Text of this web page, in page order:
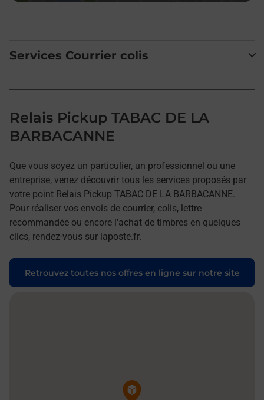
Services Courrier colis
Relais Pickup TABAC DE LA
BARBACANNE
Que vous soyez un particulier, un professionnel ou une
entreprise, venez découvrir tous les services proposés par
votre point Relais Pickup TABAC DE LA BARBACANNE.
Pour réaliser vos envois de courrier, colis, lettre
recommandée ou encore l'achat de timbres en quelques
clics, rendez-vous sur laposte.fr.
Retrouvez toutes nos offres en ligne sur notre site
Pin de la carte